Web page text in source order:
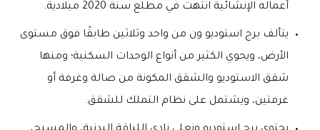
أعماله الإنشائية انتهت في مطلع سنة 2020 ميلادية.
يتألف برج استوديو ون من واحد وثلاثين طابقًا فوق مستوى
الأرض، ويحوي الكثير من أنواع الوحدات السكنية؛ ومنها
شقق الاستوديو والشقق المكونة من صالة وغرفة أو
غرفتين، ويشتمل على نظام التملك للشقق.